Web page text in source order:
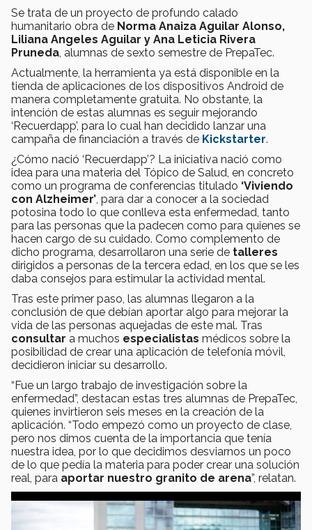
Se trata de un proyecto de profundo calado
humanitario obra de Norma Anaiza Aguilar Alonso,
Liliana Angeles Aguilar y Ana Leticia Rivera
Pruneda , alumnas de sexto semestre de PrepaTec.
Actualmente, la herramienta ya está disponible en la
tienda de aplicaciones de los dispositivos Android de
manera completamente gratuita. No obstante, la
intención de estas alumnas es seguir mejorando
‘Recuerdapp’, para lo cual han decidido lanzar una
campaña de financiación a través de Kickstarter.
¿Cómo nació ‘Recuerdapp’? La iniciativa nació como
idea para una materia del Tópico de Salud, en concreto
como un programa de conferencias titulado ‘Viviendo
con Alzheimer’ , para dar a conocer a la sociedad
potosina todo lo que conlleva esta enfermedad, tanto
para las personas que la padecen como para quienes se
hacen cargo de su cuidado. Como complemento de
dicho programa, desarrollaron una serie de talleres
dirigidos a personas de la tercera edad, en los que se les
daba consejos para estimular la actividad mental.
Tras este primer paso, las alumnas llegaron a la
conclusión de que debían aportar algo para mejorar la
vida de las personas aquejadas de este mal. Tras
consultar a muchos especialistas médicos sobre la
posibilidad de crear una aplicación de telefonía móvil,
decidieron iniciar su desarrollo.
“Fue un largo trabajo de investigación sobre la
enfermedad”, destacan estas tres alumnas de PrepaTec,
quienes invirtieron seis meses en la creación de la
aplicación. “Todo empezó como un proyecto de clase,
pero nos dimos cuenta de la importancia que tenía
nuestra idea, por lo que decidimos desviarnos un poco
de lo que pedía la materia para poder crear una solución
real, para aportar nuestro granito de arena”, relatan.